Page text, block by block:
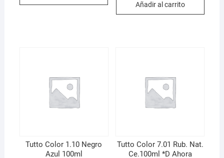
Añadir al carrito
Tutto Color 1.10 Negro
Azul 100ml
Tutto Color 7.01 Rub. Nat.
Ce.100ml *D Ahora